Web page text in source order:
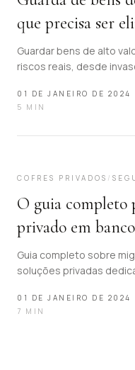
que precisa ser
Guardar bens de alto
riscos reais, desde
01 DE JANEIRO DE 2024
5 MIN
COFRES PRIVADOS /
O guia completo
privado em banco
Guia completo sobre
soluções privadas
01 DE JANEIRO DE 2024
7 MIN